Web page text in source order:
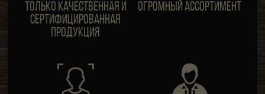
Только качественная и
сертифицированная
продукция
Огромный ассортимент